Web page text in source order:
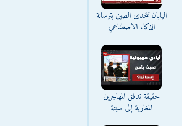
اليابان تتحدى الصين بترسانة
الذكاء الاصطناعي
حقيقة تدفق المهاجرين
المغاربة إلى سبتة